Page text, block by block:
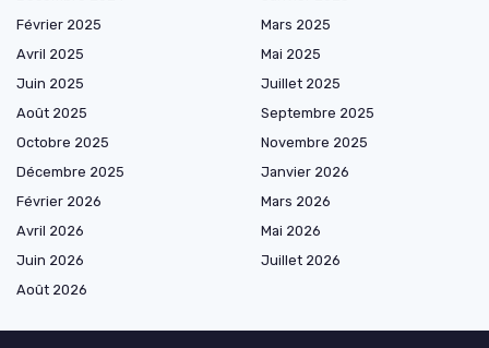
Février 2025
Mars 2025
Avril 2025
Mai 2025
Juin 2025
Juillet 2025
Août 2025
Septembre 2025
Octobre 2025
Novembre 2025
Décembre 2025
Janvier 2026
Février 2026
Mars 2026
Avril 2026
Mai 2026
Juin 2026
Juillet 2026
Août 2026